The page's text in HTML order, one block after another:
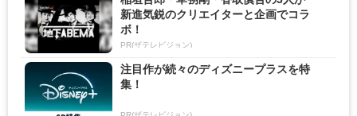
新進気鋭のクリエイターと企画でコラ
ボ！
PR(ザテレビジョン)
注目作が続々のディズニープラスを特
集！